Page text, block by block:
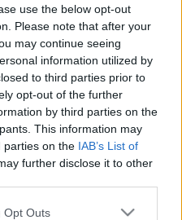
use the below opt-out
Please note that after your
may continue seeing
information utilized by
to third parties prior to
opt-out of the further
by third parties on the
This information may
parties on the IAB’s List of
further disclose it to other
uses one or more Google
Opt Outs
στη Google
Ηνωμένων Εθνών
δήλωσε
τουλάχιστον
έξι εβδομάδες
στη Γάζα τα
υποστηριζόμενο από
Ίδρυμα